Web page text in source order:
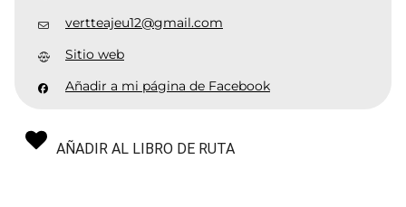
vertteajeu12@gmail.com
Sitio web
Añadir a mi página de Facebook
AÑADIR AL LIBRO DE RUTA